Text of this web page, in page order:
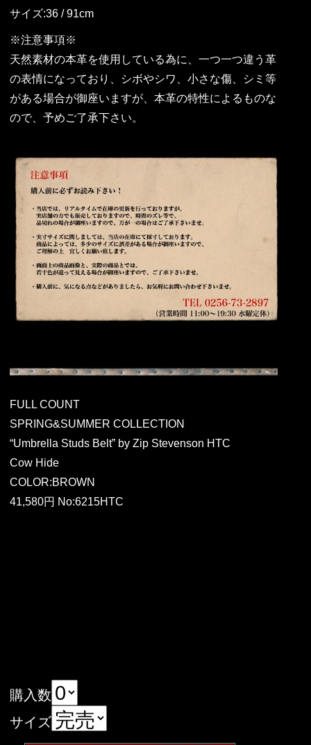
サイズ:36 / 91cm
※注意事項※
天然素材の本革を使用している為に、一つ一つ違う革
の表情になっており、シボやシワ、小さな傷、シミ等
がある場合が御座いますが、本革の特性によるものな
ので、予めご了承下さい。
FULL COUNT
SPRING&SUMMER COLLECTION
“Umbrella Studs Belt” by Zip Stevenson HTC
Cow Hide
COLOR:BROWN
41,580円 No:6215HTC
購入数
サイズ